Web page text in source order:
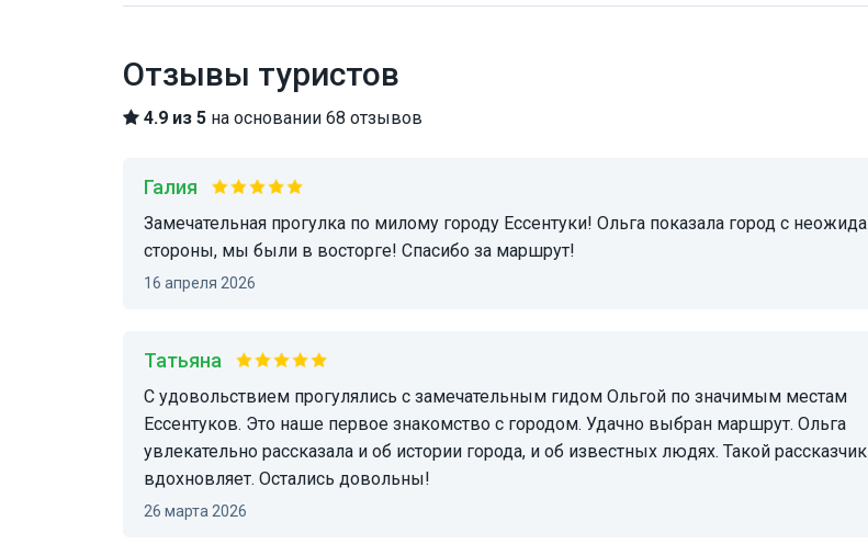
Отзывы туристов
4.9 из 5 на основании 68 отзывов
Галия
Замечательная прогулка по милому городу Ессентуки! Ольга показала город с неожиданной
стороны, мы были в восторге! Спасибо за маршрут!
16 апреля 2026
Татьяна
С удовольствием прогулялись с замечательным гидом Ольгой по значимым местам
Ессентуков. Это наше первое знакомство с городом. Удачно выбран маршрут. Ольга
увлекательно рассказала и об истории города, и об известных людях. Такой рассказчик
вдохновляет. Остались довольны!
26 марта 2026